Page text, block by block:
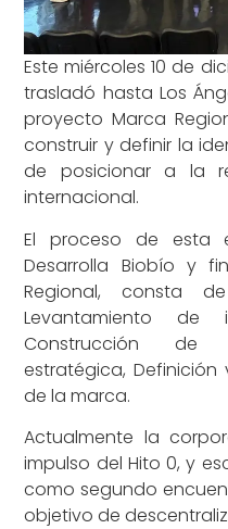
Este miércoles 10 de
trasladó hasta Los
proyecto Marca
construir y definir la
de posicionar a la
internacional.
El proceso de esta
Desarrolla Biobío y
Regional, consta
Levantamiento de
Construcción de
estratégica,
de la marca.
Actualmente la
impulso del Hito 0, y
como segundo
objetivo de